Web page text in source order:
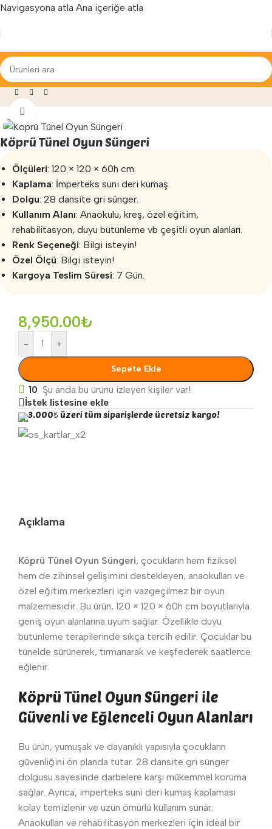
Navigasyona atla Ana içeriğe atla
»Sünger Oyun Grupları
Köprü Tünel Oyun Süngeri
Ölçüleri: 120 × 120 × 60h cm.
Kaplama: İmperteks suni deri kumaş.
Dolgu: 28 dansite gri sünger.
Kullanım Alanı: Anaokulu, kreş, özel eğitim,
rehabilitasyon, duyu bütünleme vb çeşitli oyun alanları.
Renk Seçeneği: Bilgi isteyin!
Özel Ölçü: Bilgi isteyin!
Kargoya Teslim Süresi: 7 Gün.
8,950.00₺
- +
Sepete Ekle
10 Şu anda bu ürünü izleyen kişiler var!
İstek listesine ekle
3.000₺ üzeri tüm siparişlerde ücretsiz kargo!
Açıklama
Köprü Tünel Oyun Süngeri, çocukların hem fiziksel
hem de zihinsel gelişimini destekleyen, anaokulları ve
özel eğitim merkezleri için vazgeçilmez bir oyun
malzemesidir. Bu ürün, 120 × 120 × 60h cm boyutlarıyla
geniş oyun alanlarına uyum sağlar. Özellikle duyu
bütünleme terapilerinde sıkça tercih edilir. Çocuklar bu
tünelde sürünerek, tırmanarak ve keşfederek saatlerce
eğlenir.
Köprü Tünel Oyun Süngeri ile
Güvenli ve Eğlenceli Oyun Alanları
Bu ürün, yumuşak ve dayanıklı yapısıyla çocukların
güvenliğini ön planda tutar. 28 dansite gri sünger
dolgusu sayesinde darbelere karşı mükemmel koruma
sağlar. Ayrıca, imperteks suni deri kumaş kaplaması
kolay temizlenir ve uzun ömürlü kullanım sunar.
Anaokulları ve rehabilitasyon merkezleri için ideal bir